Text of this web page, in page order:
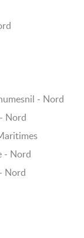
- Nord
Nord
- Nord
Nord